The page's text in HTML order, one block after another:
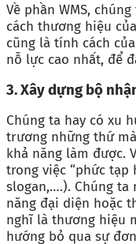
Về phần WMS,
cách thương hiệu
cũng là tính cách
nỗ lực cao nhất, để
3. Xây dựng bộ
Chúng ta hay có xu
trương những thứ
khả năng làm được.
trong việc “phức tạp
slogan,….). Chúng
năng đại diện hoặc
nghĩ là thương hiệu
hướng bỏ qua sự